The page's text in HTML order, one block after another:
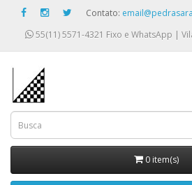
Contato:
55(11) 5571-4321 Fixo e WhatsApp |
0 item(s)